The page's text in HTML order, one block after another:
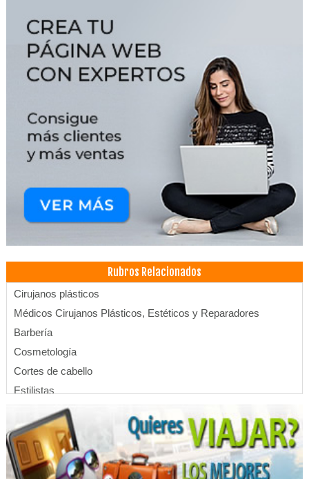
Rubros Relacionados
Cirujanos plásticos
Médicos Cirujanos Plásticos, Estéticos y Reparadores
Barbería
Cosmetología
Cortes de cabello
Estilistas
Peluquerías
Botox
Blanqueamiento Dental
Dentistas